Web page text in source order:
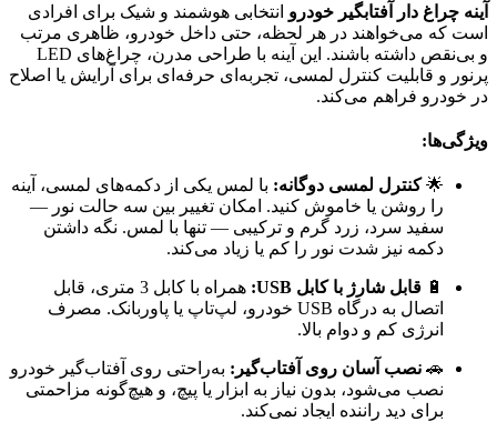
آینه چراغ دار آفتابگیر خودرو انتخابی هوشمند و شیک برای افرادی
است که می‌خواهند در هر لحظه، حتی داخل خودرو، ظاهری مرتب
و بی‌نقص داشته باشند. این آینه با طراحی مدرن، چراغ‌های LED
پرنور و قابلیت کنترل لمسی، تجربه‌ای حرفه‌ای برای آرایش یا اصلاح
در خودرو فراهم می‌کند.
ویژگی‌ها:
🌟کنترل لمسی دوگانه: با لمس یکی از دکمه‌های لمسی، آینه
را روشن یا خاموش کنید. امکان تغییر بین سه حالت نور —
سفید سرد، زرد گرم و ترکیبی — تنها با لمس. نگه داشتن
دکمه نیز شدت نور را کم یا زیاد می‌کند.
🔋 قابل شارژ با کابل USB:
همراه با کابل 3 متری، قابل
اتصال به درگاه USB خودرو، لپ‌تاپ یا پاوربانک. مصرف
انرژی کم و دوام بالا.
🚗 نصب آسان روی آفتاب‌گیر: به‌راحتی روی آفتاب‌گیر خودرو
نصب می‌شود، بدون نیاز به ابزار یا پیچ، و هیچ‌گونه مزاحمتی
برای دید راننده ایجاد نمی‌کند.